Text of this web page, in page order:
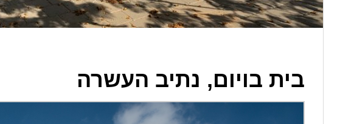
בית בויום, נתיב העשרה